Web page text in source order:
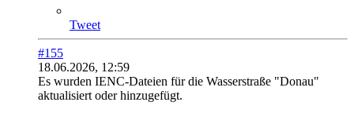
Tweet
#155
18.06.2026, 12:59
Es wurden IENC-Dateien für die Wasserstraße "Donau"
aktualisiert oder hinzugefügt.